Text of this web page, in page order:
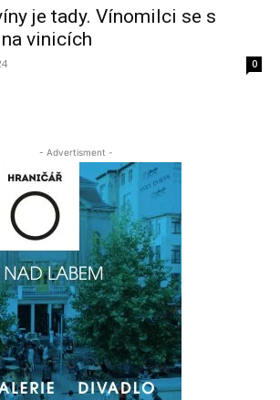
je tady. Vínomilci se s
vinicích
0
- Advertisment -